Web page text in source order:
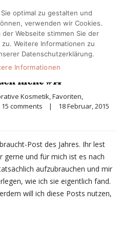
nicht #14
Kosmetik, Favoriten
15 comments |
Post des Jahres. Ihr lest
gerne und für mich ist es nach
aufzubrauchen und mir
wie ich sie eigentlich fand.
will ich diese Posts nutzen,
optimal zu gestalten und
verwenden wir Cookies.
Webseite stimmen Sie der
Weitere Informationen zu
Datenschutzerklärung.
Informationen